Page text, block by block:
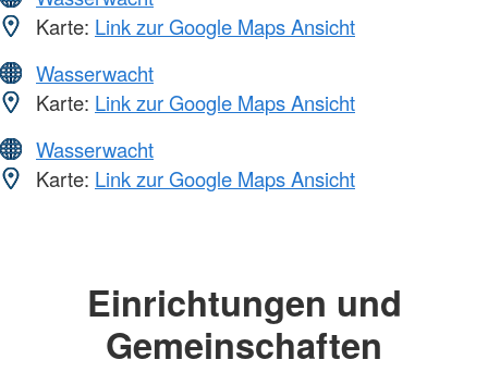
Karte: Link zur Google Maps Ansicht
Wasserwacht
Karte: Link zur Google Maps Ansicht
Wasserwacht
Karte: Link zur Google Maps Ansicht
Einrichtungen und
Gemeinschaften